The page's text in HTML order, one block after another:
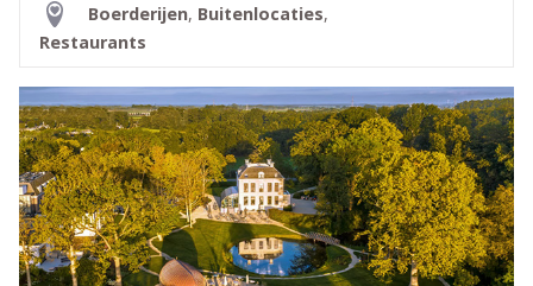
Boerderijen, Buitenlocaties,
Restaurants